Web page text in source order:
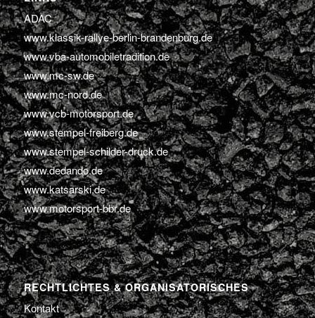
ADAC
www.klassik-rallye-berlin-brandenburg.de
www.vba-automobiletradition.de
www.mc-sw.de
www.mc-nord.de
www.vcb-motorsport.de
www.stempel-freiberg.de
www.stempel-schilder-druck.de
www.dedando.de
www.katsarski.de
www.motorsport-bbr.de
RECHTLICHTES & ORGANISATORISCHES
Kontakt